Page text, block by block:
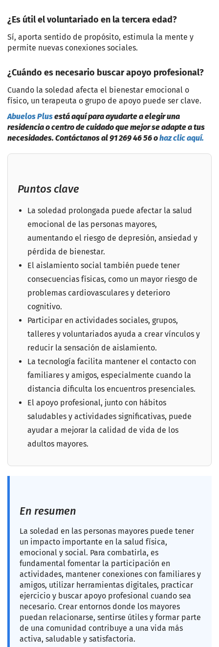
¿Es útil el voluntariado en la tercera edad?
Sí, aporta sentido de propósito, estimula la mente y
permite nuevas conexiones sociales.
¿Cuándo es necesario buscar apoyo profesional?
Cuando la soledad afecta el bienestar emocional o
físico, un terapeuta o grupo de apoyo puede ser clave.
Abuelos Plusestá aquí para ayudarte a elegir una
residencia o centro de cuidado que mejor se adapte a tus
necesidades. Contáctanos al 91 269 46 56 ohaz clic aquí.
Puntos clave
La soledad prolongada puede afectar la salud
emocional de las personas mayores,
aumentando el riesgo de depresión, ansiedad y
pérdida de bienestar.
El aislamiento social también puede tener
consecuencias físicas, como un mayor riesgo de
problemas cardiovasculares y deterioro
cognitivo.
Participar en actividades sociales, grupos,
talleres y voluntariados ayuda a crear vínculos y
reducir la sensación de aislamiento.
La tecnología facilita mantener el contacto con
familiares y amigos, especialmente cuando la
distancia dificulta los encuentros presenciales.
El apoyo profesional, junto con hábitos
saludables y actividades significativas, puede
ayudar a mejorar la calidad de vida de los
adultos mayores.
En resumen
La soledad en las personas mayores puede tener
un impacto importante en la salud física,
emocional y social. Para combatirla, es
fundamental fomentar la participación en
actividades, mantener conexiones con familiares y
amigos, utilizar herramientas digitales, practicar
ejercicio y buscar apoyo profesional cuando sea
necesario. Crear entornos donde los mayores
puedan relacionarse, sentirse útiles y formar parte
de una comunidad contribuye a una vida más
activa, saludable y satisfactoria.